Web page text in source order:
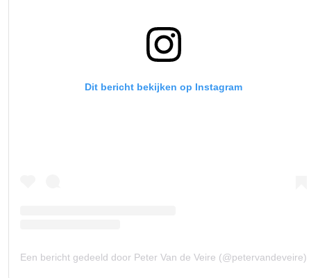
Dit bericht bekijken op Instagram
Een bericht gedeeld door Peter Van de Veire (@petervandeveire)